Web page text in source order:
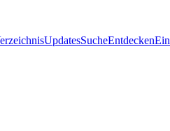
UpdatesSucheEntdecken